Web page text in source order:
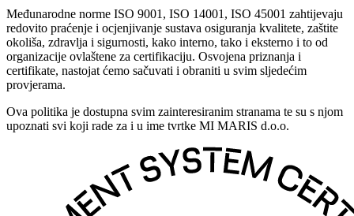
Međunarodne norme ISO 9001, ISO 14001, ISO 45001 zahtijevaju
redovito praćenje i ocjenjivanje sustava osiguranja kvalitete, zaštite
okoliša, zdravlja i sigurnosti, kako interno, tako i eksterno i to od
organizacije ovlaštene za certifikaciju. Osvojena priznanja i
certifikate, nastojat ćemo sačuvati i obraniti u svim sljedećim
provjerama.
Ova politika je dostupna svim zainteresiranim stranama te su s njom
upoznati svi koji rade za i u ime tvrtke MI MARIS d.o.o.